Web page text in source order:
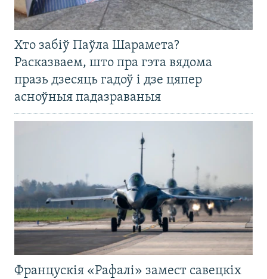
Хто забіў Паўла Шарамета?
Расказваем, што пра гэта вядома
празь дзесяць гадоў і дзе цяпер
асноўныя падазраваныя
Францускія «Рафалі» замест савецкіх